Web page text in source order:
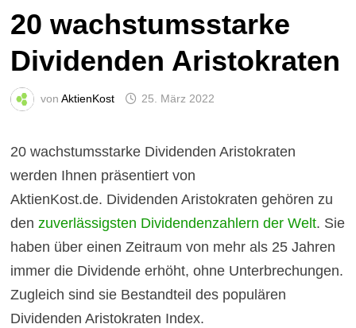
20 wachstumsstarke
Dividenden Aristokraten
von AktienKost 25. März 2022
20 wachstumsstarke Dividenden Aristokraten
werden Ihnen präsentiert von
AktienKost.de. Dividenden Aristokraten gehören zu
den zuverlässigsten Dividendenzahlern der Welt. Sie
haben über einen Zeitraum von mehr als 25 Jahren
immer die Dividende erhöht, ohne Unterbrechungen.
Zugleich sind sie Bestandteil des populären
Dividenden Aristokraten Index.